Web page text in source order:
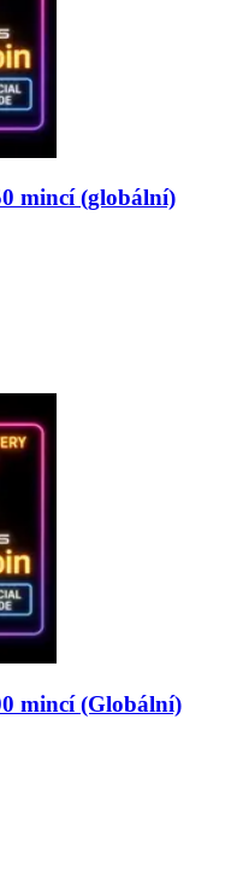
mincí (globální)
mincí (Globální)